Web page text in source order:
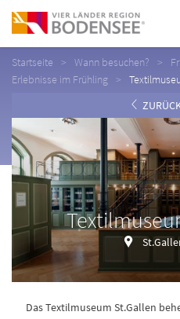
Startseite Wann besuchen?
Erlebnisse im Frühling
Das Textilmuseum St.Gallen